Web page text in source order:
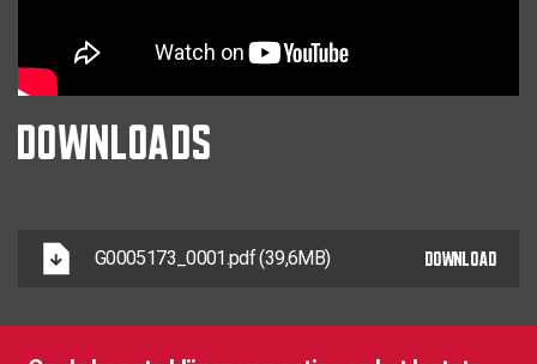
DOWNLOADS
G0005173_0001.pdf (39,6MB) DOWNLOAD